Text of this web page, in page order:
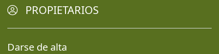
PROPIETARIOS
Darse de alta